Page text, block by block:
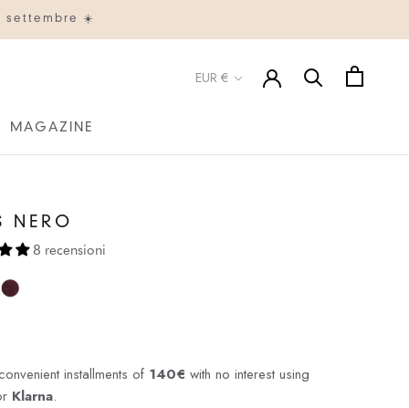
settembre ☀️
MAGAZINE
Valuta
EUR €
NERO
8 recensioni
installments of 140€ with no interest using
Klarna.